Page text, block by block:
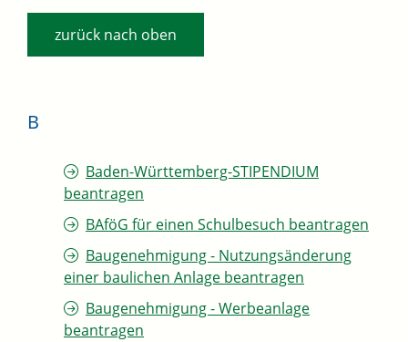
zurück nach oben
B
Baden-Württemberg-STIPENDIUM
beantragen
BAföG für einen Schulbesuch beantragen
Baugenehmigung - Nutzungsänderung
einer baulichen Anlage beantragen
Baugenehmigung - Werbeanlage
beantragen